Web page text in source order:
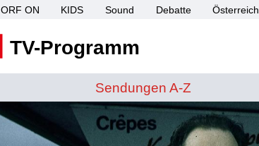
ORF ON KIDS Sound Debatte Österreich
TV-Programm
Sendungen von A bis Z
Sendungen A-Z